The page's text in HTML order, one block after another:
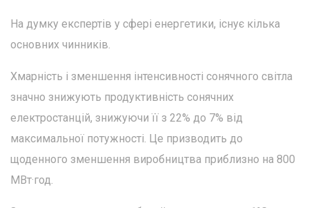
На думку експертів у сфері енергетики, існує кілька
основних чинників.
Хмарність і зменшення інтенсивності сонячного світла
значно знижують продуктивність сонячних
електростанцій, знижуючи її з 22% до 7% від
максимальної потужності. Це призводить до
щоденного зменшення виробництва приблизно на 800
МВт·год.